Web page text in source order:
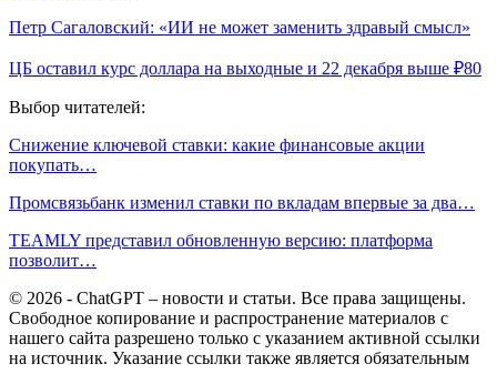
Петр Сагаловский: «ИИ не может заменить здравый смысл»
ЦБ оставил курс доллара на выходные и 22 декабря выше ₽80
Выбор читателей:
Снижение ключевой ставки: какие финансовые акции
покупать…
Промсвязьбанк изменил ставки по вкладам впервые за два…
TEAMLY представил обновленную версию: платформа
позволит…
© 2026 - ChatGPT – новости и статьи. Все права защищены.
Свободное копирование и распространение материалов с
нашего сайта разрешено только с указанием активной ссылки
на источник. Указание ссылки также является обязательным